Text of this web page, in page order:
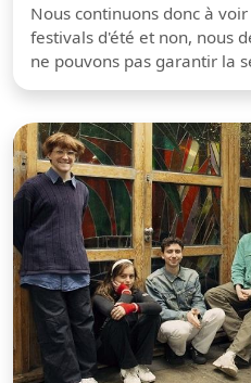
Nous continuons donc à
festivals d'été et non, nous
ne pouvons pas garantir la